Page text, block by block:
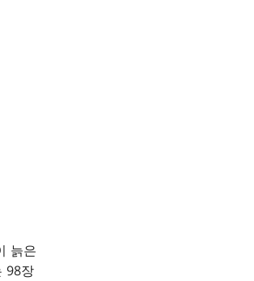
늙은
98장